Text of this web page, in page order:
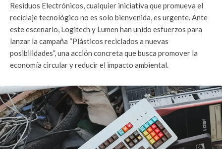
Residuos Electrónicos, cualquier iniciativa que promueva el
reciclaje tecnológico no es solo bienvenida, es urgente. Ante
este escenario, Logitech y Lumen han unido esfuerzos para
lanzar la campaña “Plásticos reciclados a nuevas
posibilidades”, una acción concreta que busca promover la
economía circular y reducir el impacto ambiental.